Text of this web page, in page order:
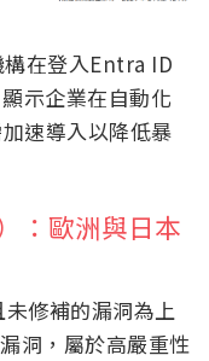
在登入Entra ID
示企業在自動化
速導入以降低暴
：歐洲與日本
修補的漏洞為上
洞，屬於高嚴重性